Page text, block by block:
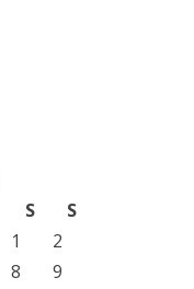
S
S
1
2
8
9